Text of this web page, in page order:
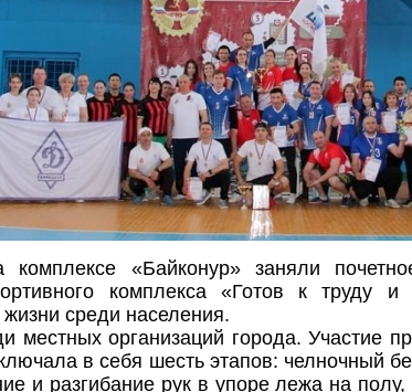
«Байконур» заняли
комплекса «Готов к труду
среди населения.
местных организаций города. Участие
в себя шесть этапов: челночный
и разгибание рук в упоре лежа на полу,